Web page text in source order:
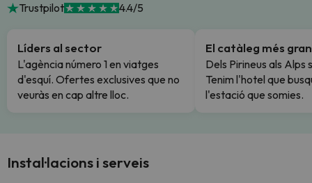
Trustpilot 4.4/5
Líders al sector
L'agència número 1 en viatges
d'esquí. Ofertes exclusives que no
veuràs en cap altre lloc.
El catàleg més gran
Dels Pirineus als Alps
Tenim l'hotel que
l'estació que somies.
Instal·lacions i serveis